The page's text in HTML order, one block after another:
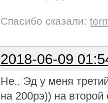
Спасибо сказали:
2018-06-09
Не.. Эд у меня
на 200рэ)) на